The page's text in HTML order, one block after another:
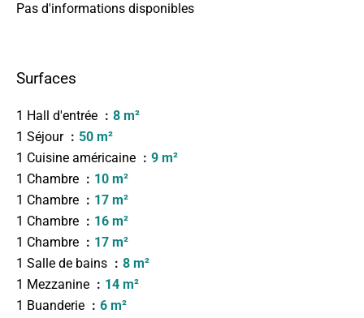
Pas d'informations disponibles
Surfaces
1 Hall d'entrée
8 m²
1 Séjour
50 m²
1 Cuisine américaine
9 m²
1 Chambre
10 m²
1 Chambre
17 m²
1 Chambre
16 m²
1 Chambre
17 m²
1 Salle de bains
8 m²
1 Mezzanine
14 m²
1 Buanderie
6 m²